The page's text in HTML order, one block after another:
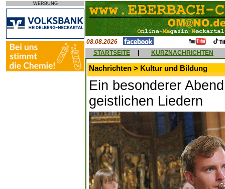
WERBUNG
08.08.2026
STARTSEITE
KURZNACHRICHTEN
Nachrichten > Kultur und Bildung
Ein besonderer
geistlichen Liedern